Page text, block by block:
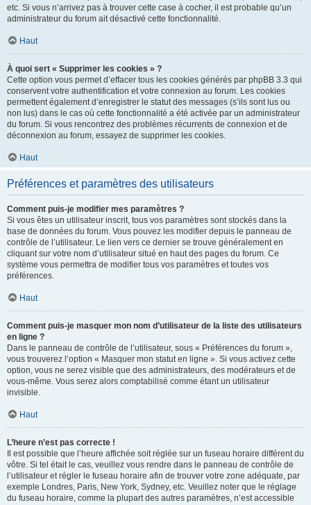
etc. Si vous n’arrivez pas à trouver cette case à cocher, il est probable qu’un
administrateur du forum ait désactivé cette fonctionnalité.
Haut
À quoi sert « Supprimer les cookies » ?
Cette option vous permet d’effacer tous les cookies générés par phpBB 3.3 qui
conservent votre authentification et votre connexion au forum. Les cookies
permettent également d’enregistrer le statut des messages (s’ils sont lus ou
non lus) dans le cas où cette fonctionnalité a été activée par un administrateur
du forum. Si vous rencontrez des problèmes récurrents de connexion et de
déconnexion au forum, essayez de supprimer les cookies.
Haut
Préférences et paramètres des utilisateurs
Comment puis-je modifier mes paramètres ?
Si vous êtes un utilisateur inscrit, tous vos paramètres sont stockés dans la
base de données du forum. Vous pouvez les modifier depuis le panneau de
contrôle de l’utilisateur. Le lien vers ce dernier se trouve généralement en
cliquant sur votre nom d’utilisateur situé en haut des pages du forum. Ce
système vous permettra de modifier tous vos paramètres et toutes vos
préférences.
Haut
Comment puis-je masquer mon nom d’utilisateur de la liste des utilisateurs
en ligne ?
Dans le panneau de contrôle de l’utilisateur, sous « Préférences du forum »,
vous trouverez l’option « Masquer mon statut en ligne ». Si vous activez cette
option, vous ne serez visible que des administrateurs, des modérateurs et de
vous-même. Vous serez alors comptabilisé comme étant un utilisateur
invisible.
Haut
L’heure n’est pas correcte !
Il est possible que l’heure affichée soit réglée sur un fuseau horaire différent du
vôtre. Si tel était le cas, veuillez vous rendre dans le panneau de contrôle de
l’utilisateur et régler le fuseau horaire afin de trouver votre zone adéquate, par
exemple Londres, Paris, New York, Sydney, etc. Veuillez noter que le réglage
du fuseau horaire, comme la plupart des autres paramètres, n’est accessible